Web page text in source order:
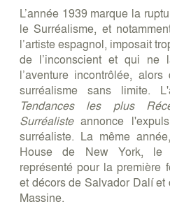
L’année 1939 marque la
le Surréalisme, et
l’artiste espagnol, imposait
de l’inconscient et qui ne
l’aventure incontrôlée,
surréalisme sans limite.
Tendances les plus
Surréalisteannonce
surréaliste. La même
House de New York, le
représenté pour la première
et décors de Salvador Dalí
Massine.